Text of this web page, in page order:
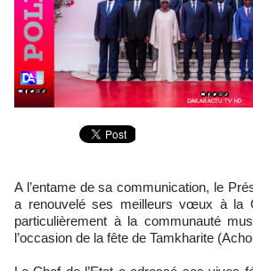
A l’entame de sa communication, le Président de la République
a renouvelé ses meilleurs vœux à la
particulièrement à la communauté
l’occasion de la fête de Tamkharite